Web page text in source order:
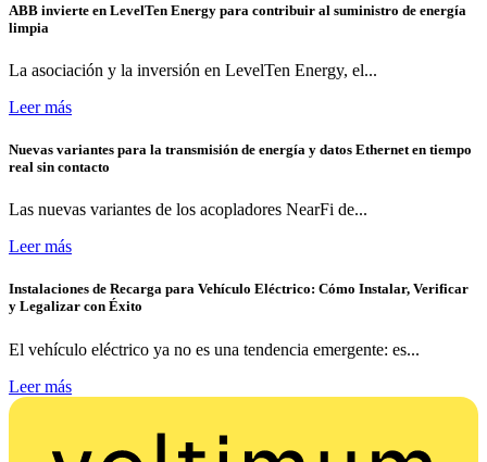
ABB invierte en LevelTen Energy para contribuir al suministro de energía
limpia
La asociación y la inversión en LevelTen Energy, el...
Leer más
Nuevas variantes para la transmisión de energía y datos Ethernet en tiempo
real sin contacto
Las nuevas variantes de los acopladores NearFi de...
Leer más
Instalaciones de Recarga para Vehículo Eléctrico: Cómo Instalar, Verificar
y Legalizar con Éxito
El vehículo eléctrico ya no es una tendencia emergente: es...
Leer más